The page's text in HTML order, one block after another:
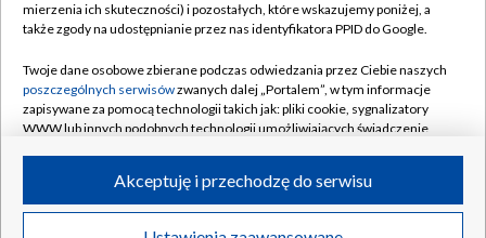
Naziemna Telewizja Cyfrowa
Rada Programowa
System NOS
Informacje o nadawcy
Program dla prasy
Pomoc
Kontakt
Kanały
©2026 Telewizja Polska S.A. w likwidacji
mierzenia ich skuteczności) i pozostałych, które wskazujemy poniżej, a
także zgody na udostępnianie przez nas identyfikatora PPID do Google.
Twoje dane osobowe zbierane podczas odwiedzania przez Ciebie naszych
poszczególnych serwisówzwanych dalej „Portalem”, w tym informacje
zapisywane za pomocą technologii takich jak: pliki cookie, sygnalizatory
WWW lub innych podobnych technologii umożliwiających świadczenie
ruchu w Internecie.
Twoje dane osobowe zbierane podczas odwiedzania przez Ciebie
Akceptuję i przechodzę do serwisu